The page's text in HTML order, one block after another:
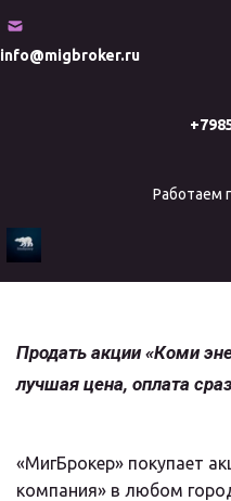
info@migbroker.ru
Работаем
Продать акции «Коми
лучшая цена, оплата
«МигБрокер» покупает
компания» в любом